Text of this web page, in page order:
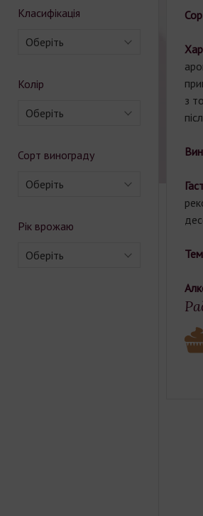
Класифікація
Оберіть
Колір
Оберіть
Сорт винограду
Оберіть
Рік врожаю
Оберіть
з